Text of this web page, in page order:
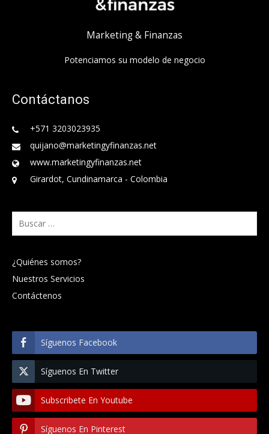
Marketing & Finanzas
Potenciamos su modelo de negocio
Contáctanos
+571 3203023935
quijano@marketingyfinanzas.net
www.marketingyfinanzas.net
Girardot, Cundinamarca - Colombia
Buscar:
¿Quiénes somos?
Nuestros Servicios
Contáctenos
Síguenos Facebook
Síguenos En Twitter
Subscribete En Youtube
Síguenos En Pinterest